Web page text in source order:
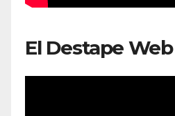
El Destape